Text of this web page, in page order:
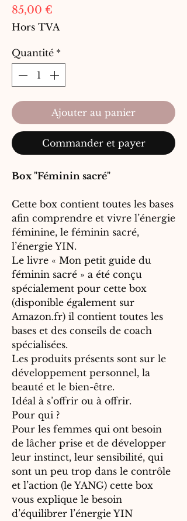
85,00 €
Hors TVA
Quantité *
Ajouter au panier
Commander et payer
Box "Féminin sacré"
Cette box contient toutes les bases
afin comprendre et vivre l’énergie
féminine, le féminin sacré,
l’énergie YIN.
Le livre « Mon petit guide du
féminin sacré » a été conçu
spécialement pour cette box
(disponible également sur
Amazon.fr) il contient toutes les
bases et des conseils de coach
spécialisées.
Les produits présents sont sur le
développement personnel, la
beauté et le bien-être.
Idéal à s’offrir ou à offrir.
Pour qui ?
Pour les femmes qui ont besoin
de lâcher prise et de développer
leur instinct, leur sensibilité, qui
sont un peu trop dans le contrôle
et l’action (le YANG) cette box
vous explique le besoin
d’équilibrer l’énergie YIN